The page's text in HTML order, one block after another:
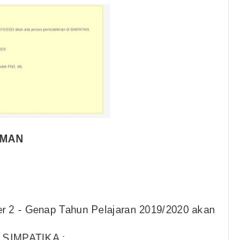
2 - Genap Tahun Pelajaran 2019/2020 akan